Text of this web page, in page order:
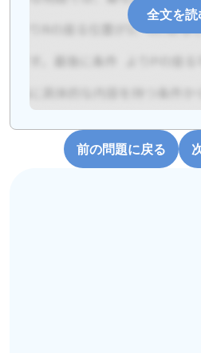
全文を読
前の問題に戻る